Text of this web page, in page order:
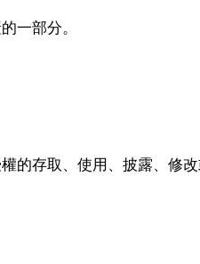
一部分。
的存取、使用、披露、修改